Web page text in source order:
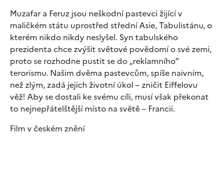
Muzafar a Feruz jsou neškodní pastevci žijící v
maličkém státu uprostřed střední Asie, Tabulistánu, o
kterém nikdo nikdy neslyšel. Syn tabulského
prezidenta chce zvýšit světové povědomí o své zemi,
proto se rozhodne pustit se do „reklamního”
terorismu. Našim dvěma pastevcům, spíše naivním,
než zlým, zadá jejich životní úkol – zničit Eiffelovu
věž! Aby se dostali ke svému cíli, musí však překonat
to nejnepřátelštější místo na světě – Francii.
Film v českém znění